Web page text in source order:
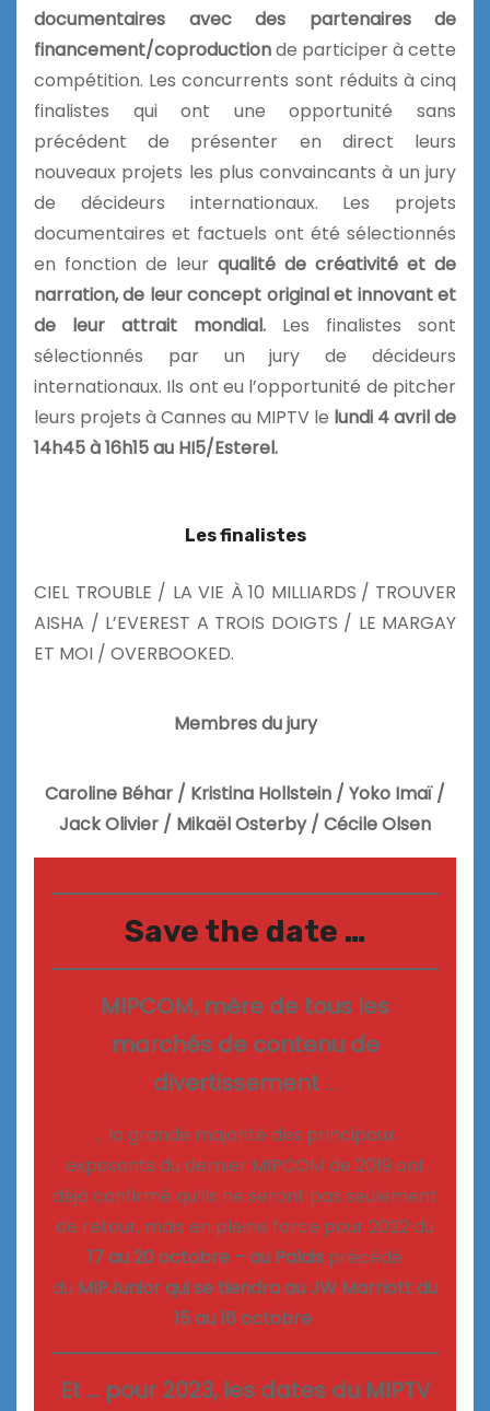
documentaires avec des partenaires de
financement/coproductionde participer à cette
compétition. Les concurrents sont réduits à cinq
finalistes qui ont une opportunité sans
précédent de présenter en direct leurs
nouveaux projets les plus convaincants à un jury
de décideurs internationaux. Les projets
documentaires et factuels ont été sélectionnés
en fonction de leur qualité de créativité et de
narration, de leur concept original et innovant et
de leur attrait mondial. Les finalistes sont
sélectionnés par un jury de décideurs
internationaux. Ils ont eu l’opportunité de pitcher
leurs projets à Cannes au MIPTV le lundi 4 avril de
14h45 à 16h15 au HI5/Esterel.
Les finalistes
CIEL TROUBLE / LA VIE À 10 MILLIARDS / TROUVER
AISHA / L’EVEREST A TROIS DOIGTS / LE MARGAY
ET MOI / OVERBOOKED.
Membres du jury
Caroline Béhar / Kristina Hollstein / Yoko Imaï /
Jack Olivier / Mikaël Osterby / Cécile Olsen
Save the date …
MIPCOM, mère de tous les
marchés de contenu de
divertissement…
… la grande majorité des principaux
exposants du dernier MIPCOM de 2019 ont
déjà confirmé qu’ils ne seront pas seulement
de retour, mais en pleine force pour 2022 du
17 au 20 octobre – au Palais précédé
du MIPJunior qui se tiendra au JW Marriott du
15 au 16 octobre
Et … pour 2023, les dates du MIPTV